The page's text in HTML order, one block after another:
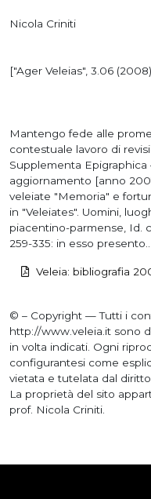
Nicola Criniti
["Ager Veleias", 3.06
Mantengo fede alle
contestuale lavoro di
Supplementa
aggiornamento [anno
veleiate "Memoria" e
in "Veleiates". Uomini,
piacentino-parmense, Id.
259-335: in esso
Veleia: bibliografia
© – Copyright — Tutti i
http://www.veleia.it sono
in volta indicati. Ogni
configurantesi come
vietata e tutelata dal
La proprietà del sito
prof. Nicola Criniti.